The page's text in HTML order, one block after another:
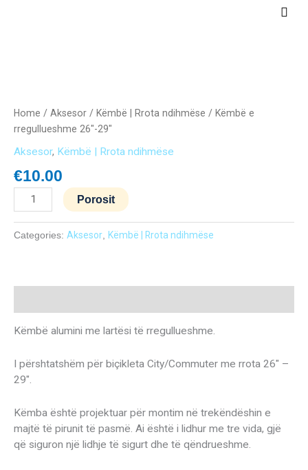
Main
Home / Aksesor / Këmbë | Rrota ndihmëse / Këmbë e
rregullueshme 26″-29″
Aksesor, Këmbë | Rrota ndihmëse
€10.00
rregullueshme
26"-29"
quantity
Porosit
Categories: Aksesor Këmbë | Rrota ndihmëse
Këmbë alumini me lartësi të rregullueshme.
I përshtatshëm për biçikleta City/Commuter me rrota 26″ –
29″.
Këmba është projektuar për montim në trekëndëshin e
majtë të pirunit të pasmë. Ai është i lidhur me tre vida, gjë
që siguron një lidhje të sigurt dhe të qëndrueshme.